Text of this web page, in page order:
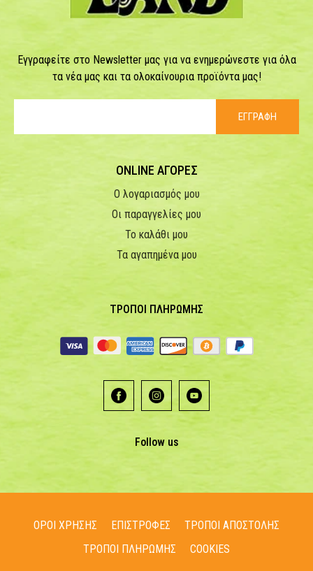
Εγγραφείτε στο Newsletter μας για να ενημερώνεστε για όλα
τα νέα μας και τα ολοκαίνουρια προϊόντα μας!
ΕΓΓΡΑΦΗ
ONLINE ΑΓΟΡΕΣ
Ο λογαριασμός μου
Οι παραγγελίες μου
Το καλάθι μου
Τα αγαπημένα μου
ΤΡΟΠΟΙ ΠΛΗΡΩΜΗΣ
Follow us
ΟΡΟΙ ΧΡΗΣΗΣ ΕΠΙΣΤΡΟΦΕΣ
ΤΡΟΠΟΙ ΑΠΟΣΤΟΛΗΣ
ΤΡΟΠΟΙ ΠΛΗΡΩΜΗΣ
COOKIES